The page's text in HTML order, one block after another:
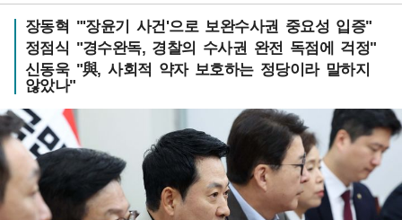
장동혁 "'장윤기 사건'으로 보완수사권 중요성 입증"
정점식 "경수완독, 경찰의 수사권 완전 독점에 걱정"
신동욱 "與, 사회적 약자 보호하는 정당이라 말하지
않았나"